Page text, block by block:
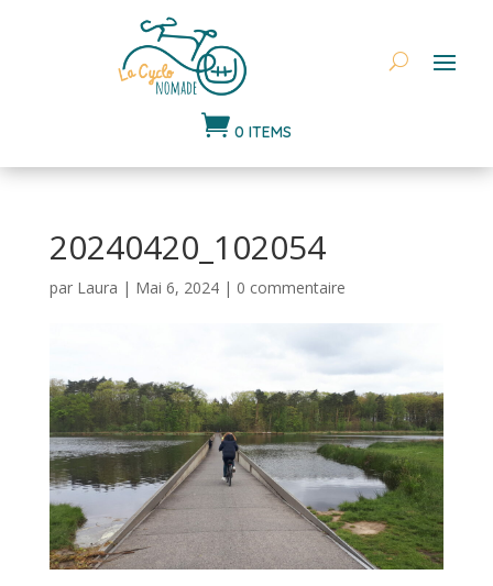
 0 ITEMS
20240420_102054
par Laura | Mai 6, 2024| 0 commentaire